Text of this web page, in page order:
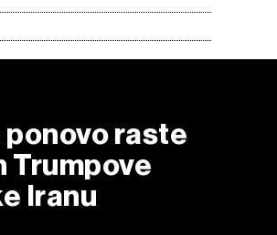
raste
Trumpove
Iranu